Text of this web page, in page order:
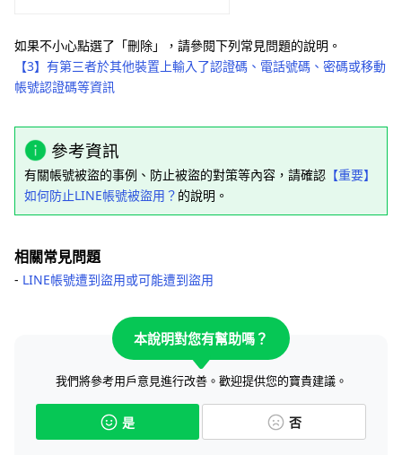
如果不小心點選了「刪除」，請參閱下列常見問題的說明。
【3】有第三者於其他裝置上輸入了認證碼、電話號碼、密碼或移動
帳號認證碼等資訊
參考資訊
有關帳號被盜的事例、防止被盜的對策等內容，請確認 【重要】
如何防止LINE帳號被盜用？ 的說明。
相關常見問題
‐ LINE帳號遭到盜用或可能遭到盜用
本說明對您有幫助嗎？
我們將參考用戶意見進行改善。歡迎提供您的寶貴建議。
是 否